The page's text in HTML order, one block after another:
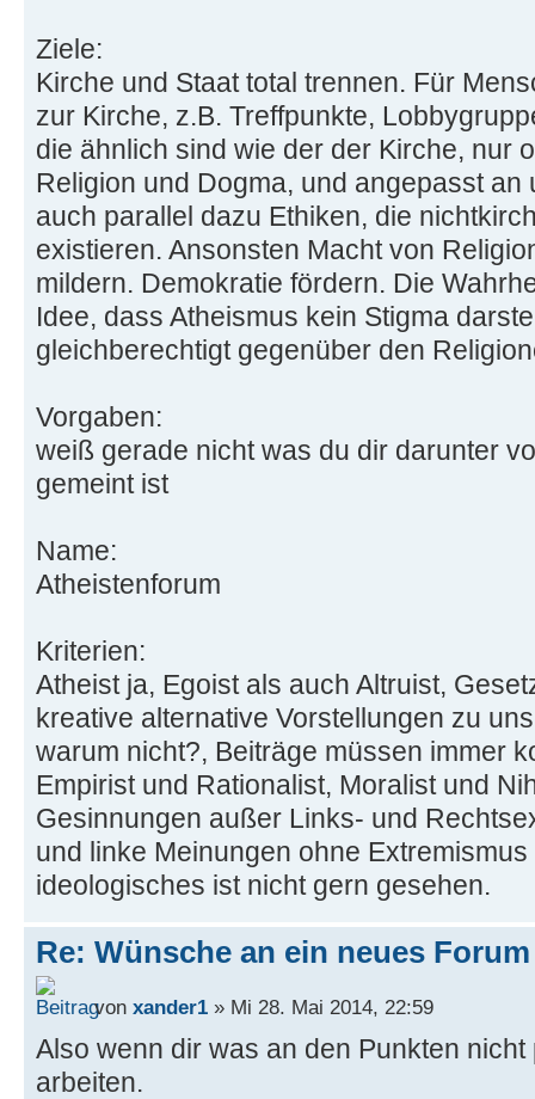
Ziele:
Kirche und Staat total trennen. Für
zur Kirche, z.B. Treffpunkte,
die ähnlich sind wie der der Kirche, nur
Religion und Dogma, und angepasst an
auch parallel dazu Ethiken, die
existieren. Ansonsten Macht von
mildern. Demokratie fördern. Die
Idee, dass Atheismus kein Stigma
gleichberechtigt gegenüber den
Vorgaben:
weiß gerade nicht was du dir darunter
gemeint ist
Name:
Atheistenforum
Kriterien:
Atheist ja, Egoist als auch Altruist,
kreative alternative Vorstellungen zu
warum nicht?, Beiträge müssen immer
Empirist und Rationalist, Moralist und
Gesinnungen außer Links- und
und linke Meinungen ohne
ideologisches ist nicht gern gesehen.
Re: Wünsche an ein neues Forum
von xander1 » Mi 28. Mai 2014, 22:59
Also wenn dir was an den Punkten
arbeiten.